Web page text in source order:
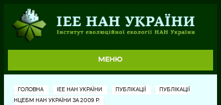
МЕНЮ
ГОЛОВНА ІЕЕ НАН УКРАЇНИ ПУБЛІКАЦІЇ
ПУБЛІКАЦІЇ
НЦЕБМ НАН УКРАЇНИ ЗА 2009 Р.